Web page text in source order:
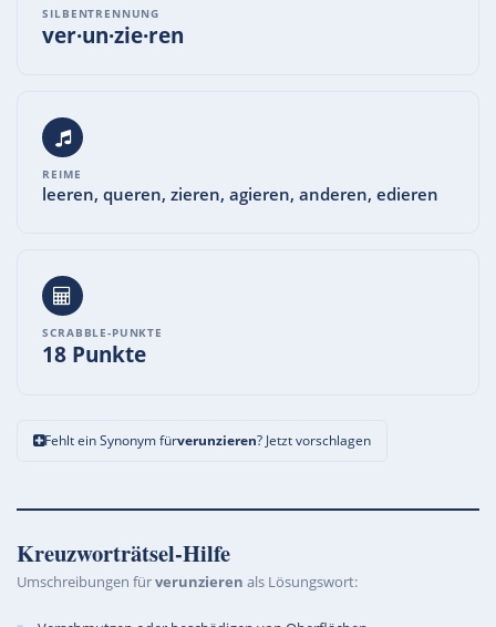
SILBENTRENNUNG
ver·un·zie·ren
REIME
leeren, queren, zieren, agieren, anderen, edieren
SCRABBLE-PUNKTE
18 Punkte
Fehlt ein Synonym fürverunzieren? Jetzt vorschlagen
Kreuzworträtsel-Hilfe
Umschreibungen fürverunzieren als Lösungswort: